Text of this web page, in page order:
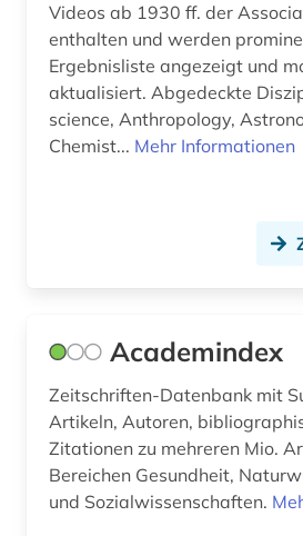
deutsche philologie (1)
deutschland (7)
deutschland <ddr> (1)
devices &amp; systems (1)
diagramm (1)
diebstahlsicherung (1)
Videos ab 1930 ff. der
enthalten und werden
Ergebnisliste angezeigt und
aktualisiert. Abgedeckte Disziplinen: Animal
science, Anthropology,
Chemist... Mehr Informationen
Academindex
Zeitschriften-Datenbank mit
Artikeln, Autoren,
Zitationen zu mehreren Mio.
Bereichen Gesundheit,
und Sozialwissenschaften.